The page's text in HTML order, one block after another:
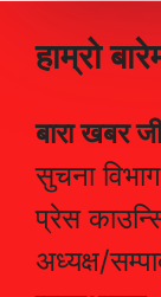
हाम्रो
बारा खबर
सुचना विभाग
प्रेस
अध्यक्ष/